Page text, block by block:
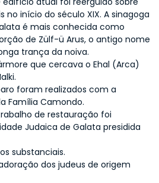
no início do século XIX. A sinagoga
é mais conhecida como
de Zülf-ü Arus, o antigo nome
trança da noiva.
que cercava o Ehal (Arca)
foram realizados com a
Família Camondo.
de restauração foi
Judaica de Galata presidida
substanciais.
dos judeus de origem